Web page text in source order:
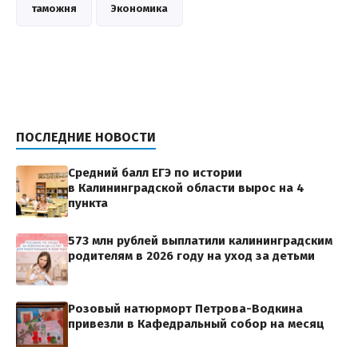
таможня Экономика
ПОСЛЕДНИЕ НОВОСТИ
Средний балл ЕГЭ по истории
в Калининградской области вырос на 4
пункта
573 млн рублей выплатили калининградским
родителям в 2026 году на уход за детьми
Розовый натюрморт Петрова-Водкина
привезли в Кафедральный собор на месяц